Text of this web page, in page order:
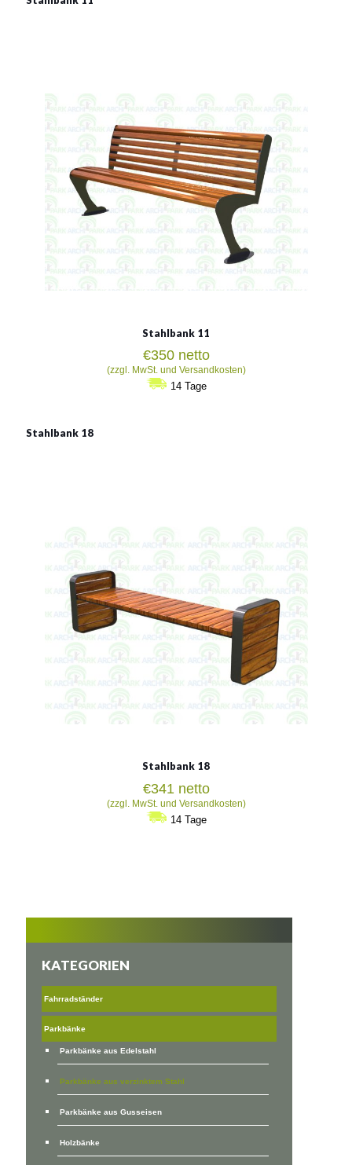
Siehe mehr
Stahlbank 11
€350 netto
(zzgl. MwSt. und Versandkosten)
14 Tage
Stahlbank 18
Siehe mehr
Stahlbank 18
€341 netto
(zzgl. MwSt. und Versandkosten)
14 Tage
KATEGORIEN
Fahrradständer
Parkbänke
Parkbänke aus Edelstahl
Parkbänke aus verzinktem Stahl
Parkbänke aus Gusseisen
Holzbänke